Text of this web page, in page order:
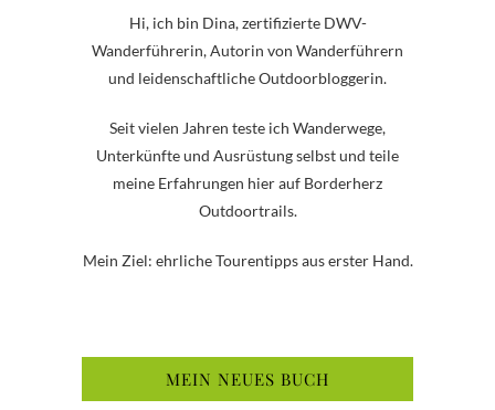
Hi, ich bin Dina, zertifizierte DWV-
Wanderführerin, Autorin von Wanderführern
und leidenschaftliche Outdoorbloggerin.
Seit vielen Jahren teste ich Wanderwege,
Unterkünfte und Ausrüstung selbst und teile
meine Erfahrungen hier auf Borderherz
Outdoortrails.
Mein Ziel: ehrliche Tourentipps aus erster Hand.
MEIN NEUES BUCH